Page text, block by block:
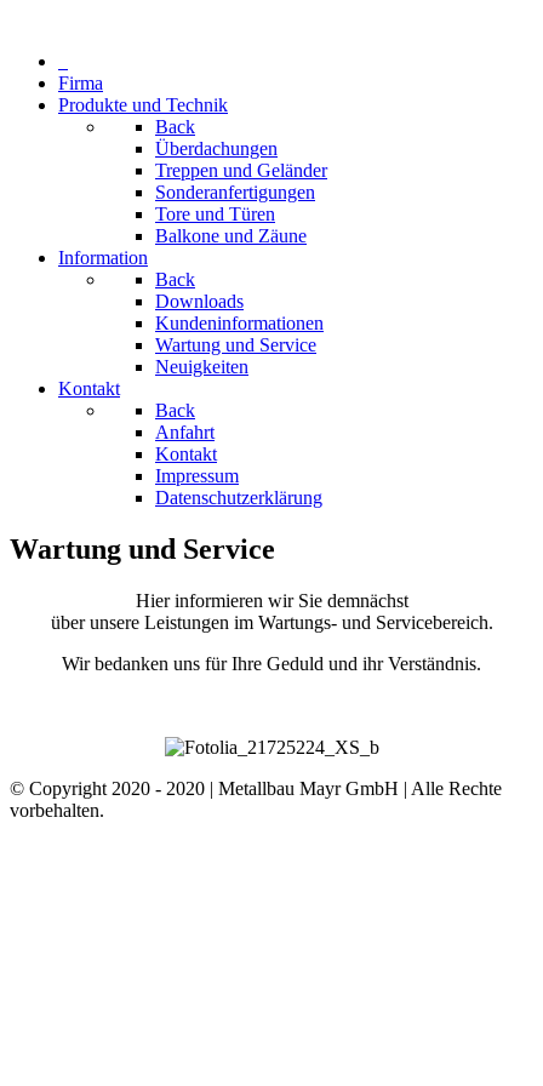
Firma
Produkte und Technik
Back
Überdachungen
Treppen und Geländer
Sonderanfertigungen
Tore und Türen
Balkone und Zäune
Information
Back
Downloads
Kundeninformationen
Wartung und Service
Neuigkeiten
Kontakt
Back
Anfahrt
Kontakt
Impressum
Datenschutzerklärung
Wartung und Service
Hier informieren wir Sie demnächst
über unsere Leistungen im Wartungs- und Servicebereich.
Wir bedanken uns für Ihre Geduld und ihr Verständnis.
© Copyright 2020 - 2020 | Metallbau Mayr GmbH | Alle Rechte
vorbehalten.